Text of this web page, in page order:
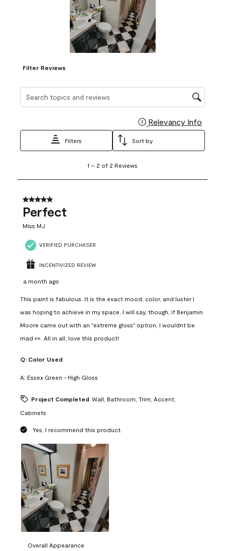
Filter Reviews
Relevancy Info
Filters Sort by
2
Reviews
1 – 2 of 2 Reviews
5 out of 5 stars.
Perfect
Miss MJ
VERIFIED PURCHASER
INCENTIVIZED REVIEW
a month ago
This paint is fabulous. It is the exact mood, color, and luster I
was hoping to achieve in my space. I will say, though, if Benjamin
Moore came out with an "extreme gloss" option, I wouldnt be
mad 👀. All in all, love this product!
Q: Color Used
A: Essex Green - High Gloss
Project Completed Wall, Bathroom, Trim, Accent,
Cabinets
Yes, I recommend this product.
Overall Appearance